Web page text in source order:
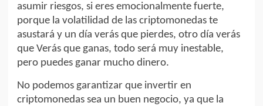
asumir riesgos, si eres emocionalmente fuerte,
porque la volatilidad de las criptomonedas te
asustará y un día verás que pierdes, otro día verás
que Verás que ganas, todo será muy inestable,
pero puedes ganar mucho dinero.
No podemos garantizar que invertir en
criptomonedas sea un buen negocio, ya que la